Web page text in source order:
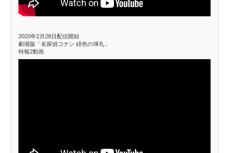
2020年2月28日配信開始
劇場版「名探偵コナン 緋色の弾丸」
特報2動画